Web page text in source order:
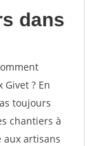
dans
? En
toujours
chantiers à
artisans